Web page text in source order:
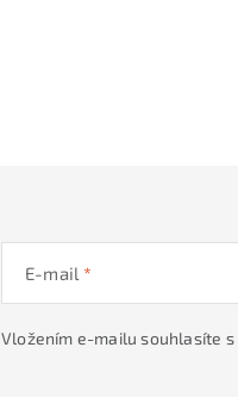
E-mail
Vložením e-mailu souhlasíte s